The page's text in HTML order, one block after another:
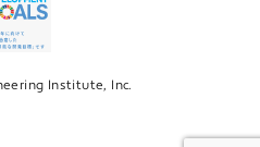
Institute, Inc.